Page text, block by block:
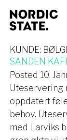
KUNDE:
SANDEN
Posted 10.
Uteservering
oppdatert
behov.
med Larviks